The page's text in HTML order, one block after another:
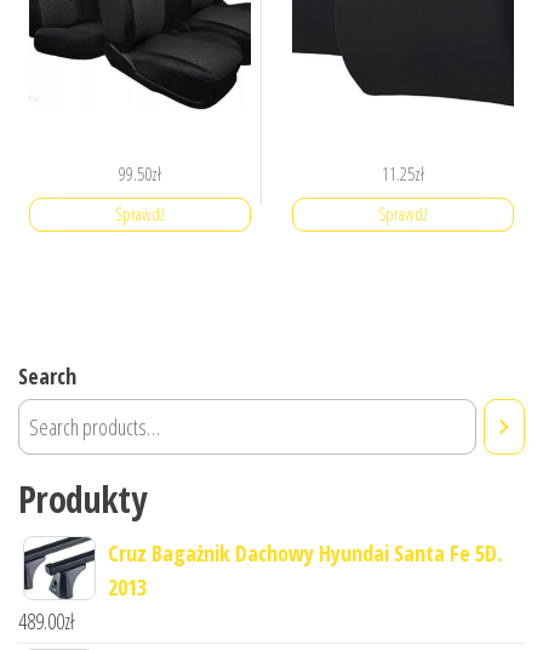
99.50zł
Sprawdź
11.25zł
Sprawdź
Search
Produkty
Cruz Bagażnik Dachowy Hyundai Santa Fe 5D.
2013
489.00zł